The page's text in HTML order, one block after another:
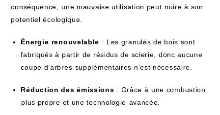
conséquence,⁤ une ‍mauvaise utilisation peut ⁤nuire ‍à son
potentiel écologique.
Énergie ⁢renouvelable :⁢ Les granulés de bois sont
fabriqués à partir de‌ résidus de ‌scierie, donc aucune
coupe d’arbres ⁢supplémentaires n’est nécessaire.
Réduction des émissions : Grâce à⁤ une combustion
⁤plus propre‌ et une technologie⁤ avancée.